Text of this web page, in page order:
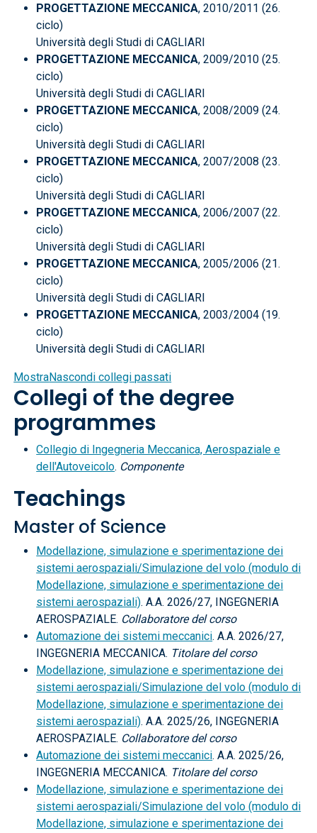
PROGETTAZIONE MECCANICA, 2010/2011 (26.
ciclo)
Università degli Studi di CAGLIARI
PROGETTAZIONE MECCANICA, 2009/2010 (25.
ciclo)
Università degli Studi di CAGLIARI
PROGETTAZIONE MECCANICA, 2008/2009 (24.
ciclo)
Università degli Studi di CAGLIARI
PROGETTAZIONE MECCANICA, 2007/2008 (23.
ciclo)
Università degli Studi di CAGLIARI
PROGETTAZIONE MECCANICA, 2006/2007 (22.
ciclo)
Università degli Studi di CAGLIARI
PROGETTAZIONE MECCANICA, 2005/2006 (21.
ciclo)
Università degli Studi di CAGLIARI
PROGETTAZIONE MECCANICA, 2003/2004 (19.
ciclo)
Università degli Studi di CAGLIARI
MostraNascondi collegi passati
Collegi of the degree
programmes
Collegio di Ingegneria Meccanica, Aerospaziale e
dell'Autoveicolo. Componente
Teachings
Master of Science
Modellazione, simulazione e sperimentazione dei
sistemi aerospaziali/Simulazione del volo (modulo di
Modellazione, simulazione e sperimentazione dei
sistemi aerospaziali). A.A. 2026/27, INGEGNERIA
AEROSPAZIALE. Collaboratore del corso
Automazione dei sistemi meccanici. A.A. 2026/27,
INGEGNERIA MECCANICA. Titolare del corso
Modellazione, simulazione e sperimentazione dei
sistemi aerospaziali/Simulazione del volo (modulo di
Modellazione, simulazione e sperimentazione dei
sistemi aerospaziali). A.A. 2025/26, INGEGNERIA
AEROSPAZIALE. Collaboratore del corso
Automazione dei sistemi meccanici. A.A. 2025/26,
INGEGNERIA MECCANICA. Titolare del corso
Modellazione, simulazione e sperimentazione dei
sistemi aerospaziali/Simulazione del volo (modulo di
Modellazione, simulazione e sperimentazione dei